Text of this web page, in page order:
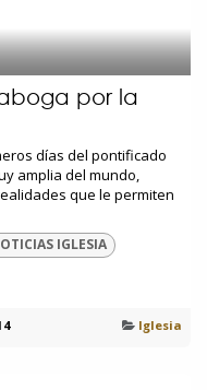
por la
días del pontificado
amplia del mundo,
que le permiten
IGLESIA
Iglesia